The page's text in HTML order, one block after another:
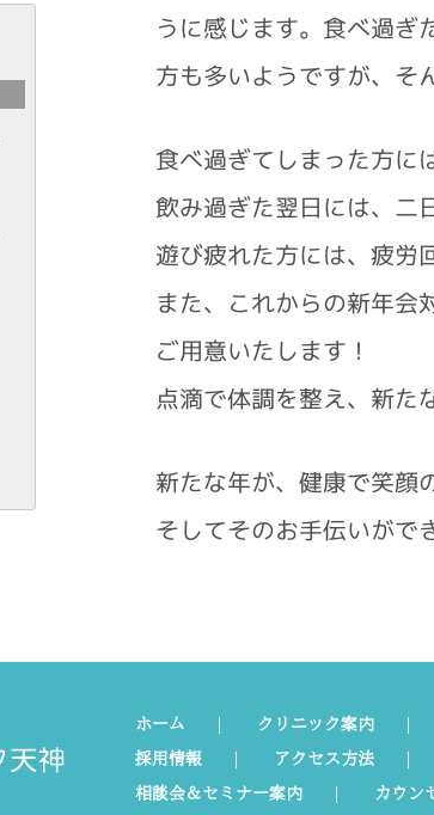
うに感じます。食べ過ぎ
方も多いようですが、そ
食べ過ぎてしまった方に
飲み過ぎた翌日には、二
遊び疲れた方には、疲労
また、これからの新年会
ご用意いたします！
点滴で体調を整え、新た
新たな年が、健康で笑顔
そしてそのお手伝いがで
ホーム クリニック案内
採用情報
アクセス方法
相談会＆セミナー案内
カウン